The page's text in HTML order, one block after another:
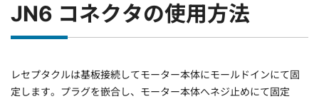
JN6 コネクタの使用方法
レセプタクルは基板接続してモーター本体にモールドインにて固
定します。プラグを嵌合し、モーター本体へネジ止めにて固定